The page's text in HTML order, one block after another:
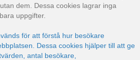
dem. Dessa cookies lagrar inga
uppgifter.
för att förstå hur besökare
Dessa cookies hjälper till att ge
antal besökare,